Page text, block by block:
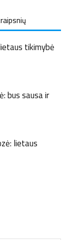
tikimybė
bus sausa ir
lietaus